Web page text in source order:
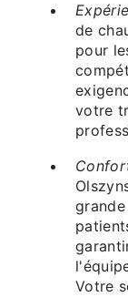
de
pour
votre
Votre